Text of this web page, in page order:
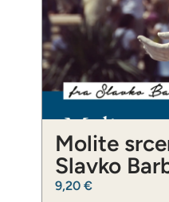
Molite
Slavko
9,20 €